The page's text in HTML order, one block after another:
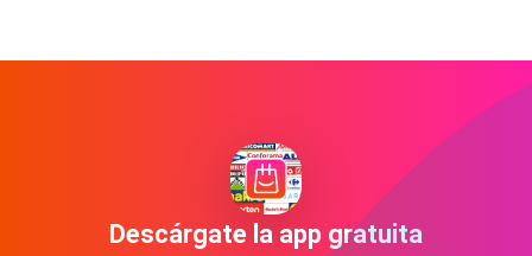
Descárgate la app gratuita